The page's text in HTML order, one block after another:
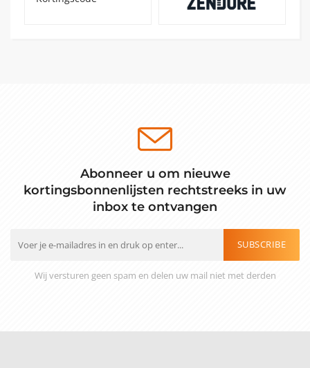
Abonneer u om nieuwe
kortingsbonnenlijsten rechtstreeks in uw
inbox te ontvangen
SUBSCRIBE
Wij versturen geen spam en delen uw mail niet met derden